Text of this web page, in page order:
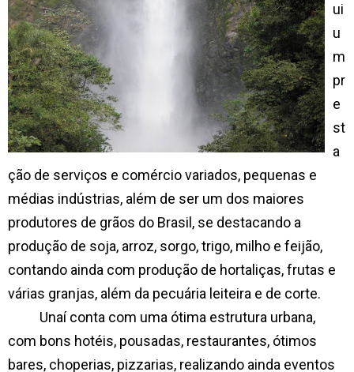
ui
u
m
pr
e
st
a
ção de serviços e comércio variados, pequenas e
médias indústrias, além de ser um dos maiores
produtores de grãos do Brasil, se destacando a
produção de soja, arroz, sorgo, trigo, milho e feijão,
contando ainda com produção de hortaliças, frutas e
várias granjas, além da pecuária leiteira e de corte.
Unaí conta com uma ótima estrutura urbana,
com bons hotéis, pousadas, restaurantes, ótimos
bares, choperias, pizzarias, realizando ainda eventos